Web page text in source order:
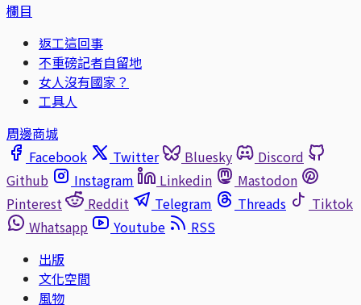
欄目
返工這回事
不重磅記者自留地
女人沒有國家？
工具人
周邊商城
Facebook
Twitter Bluesky
Discord
Github
Instagram Linkedin
Mastodon
Pinterest
Reddit Telegram Threads
Tiktok
Whatsapp
Youtube
RSS
出版
文化空間
風物